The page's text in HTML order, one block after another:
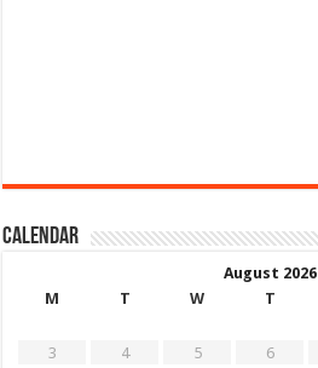
Calendar
August 2026
M
T W T
3
4 5 6